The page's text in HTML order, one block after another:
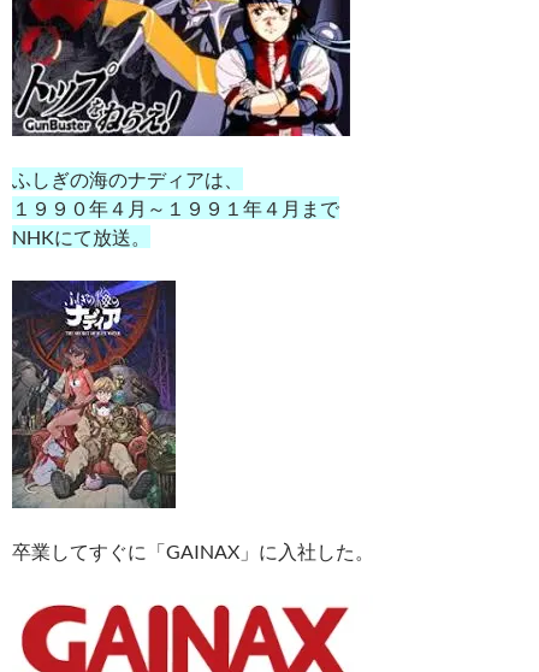
ふしぎの海のナディアは、
１９９０年４月～１９９１年４月まで
NHKにて放送。
卒業してすぐに「GAINAX」に入社した。